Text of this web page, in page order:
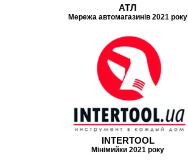
АТЛ
Мережа автомагазинів 2021 року
INTERTOOL
Мінімийки 2021 року